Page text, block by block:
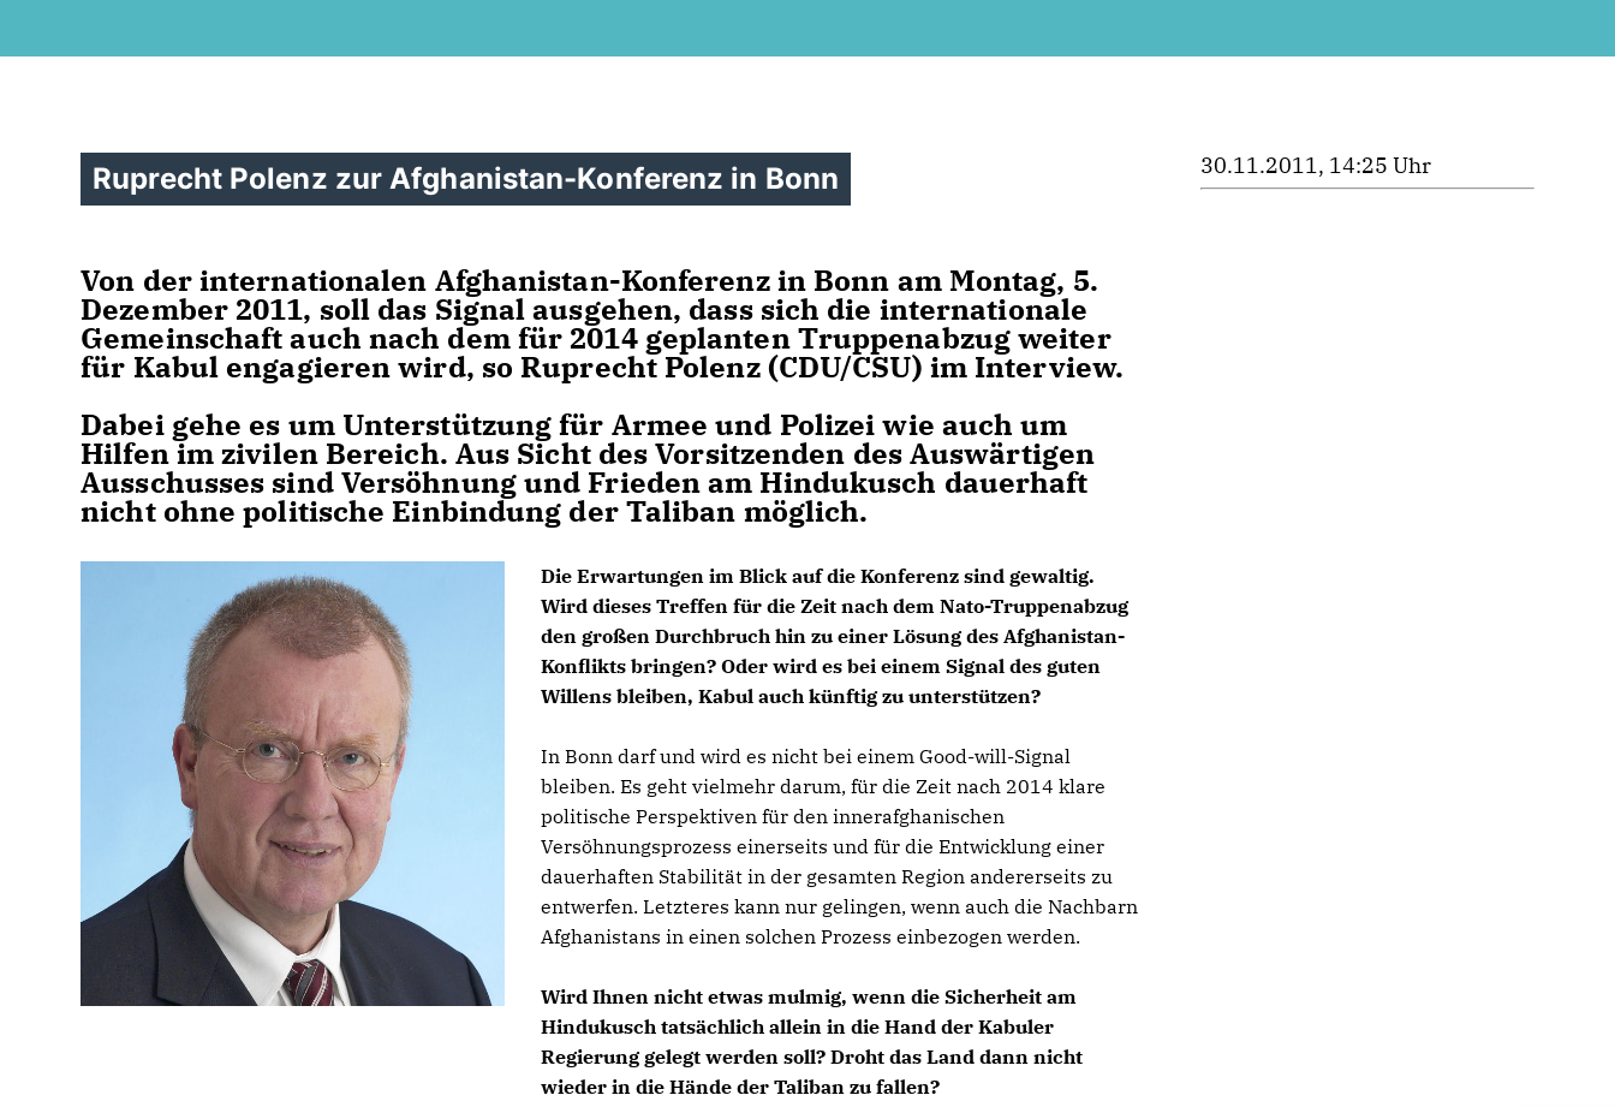
Ruprecht Polenz zur Afghanistan-Konferenz in Bonn
Von der internationalen Afghanistan-Konferenz in Bonn am Montag, 5.
Dezember 2011, soll das Signal ausgehen, dass sich die internationale
Gemeinschaft auch nach dem für 2014 geplanten Truppenabzug weiter
für Kabul engagieren wird, so Ruprecht Polenz (CDU/CSU) im Interview.
Dabei gehe es um Unterstützung für Armee und Polizei wie auch um
Hilfen im zivilen Bereich. Aus Sicht des Vorsitzenden des Auswärtigen
Ausschusses sind Versöhnung und Frieden am Hindukusch dauerhaft
nicht ohne politische Einbindung der Taliban möglich.
Die Erwartungen im Blick auf die Konferenz sind gewaltig.
Wird dieses Treffen für die Zeit nach dem Nato-Truppenabzug
den großen Durchbruch hin zu einer Lösung des Afghanistan-
Konflikts bringen? Oder wird es bei einem Signal des guten
Willens bleiben, Kabul auch künftig zu unterstützen?
In Bonn darf und wird es nicht bei einem Good-will-Signal
bleiben. Es geht vielmehr darum, für die Zeit nach 2014 klare
politische Perspektiven für den innerafghanischen
Versöhnungsprozess einerseits und für die Entwicklung einer
dauerhaften Stabilität in der gesamten Region andererseits zu
entwerfen. Letzteres kann nur gelingen, wenn auch die Nachbarn
Afghanistans in einen solchen Prozess einbezogen werden.
Wird Ihnen nicht etwas mulmig, wenn die Sicherheit am
Hindukusch tatsächlich allein in die Hand der Kabuler
Regierung gelegt werden soll? Droht das Land dann nicht
wieder in die Hände der Taliban zu fallen?
30.11.2011, 14:25 Uhr